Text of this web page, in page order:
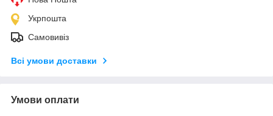
Укрпошта
Самовивіз
Всі умови доставки
Умови оплати